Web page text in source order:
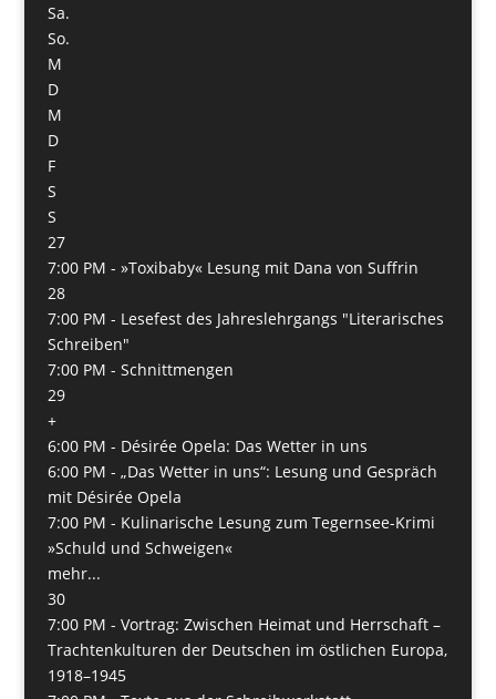
Sa.
So.
M
D
M
D
F
S
S
27
7:00 PM - »Toxibaby« Lesung mit Dana von Suffrin
28
7:00 PM - Lesefest des Jahreslehrgangs "Literarisches
Schreiben"
7:00 PM - Schnittmengen
29
+
6:00 PM - Désirée Opela: Das Wetter in uns
6:00 PM - „Das Wetter in uns“: Lesung und Gespräch
mit Désirée Opela
7:00 PM - Kulinarische Lesung zum Tegernsee-Krimi
»Schuld und Schweigen«
mehr...
30
7:00 PM - Vortrag: Zwischen Heimat und Herrschaft –
Trachtenkulturen der Deutschen im östlichen Europa,
1918–1945